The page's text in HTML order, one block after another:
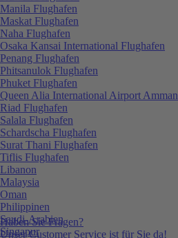
Haben Sie Fragen?
Unser Customer Service ist für Sie da!
Manila Flughafen
Maskat Flughafen
Naha Flughafen
Osaka Kansai International Flughafen
Penang Flughafen
Phitsanulok Flughafen
Phuket Flughafen
Queen Alia International Airport Amman
Riad Flughafen
Salala Flughafen
Schardscha Flughafen
Surat Thani Flughafen
Tiflis Flughafen
Libanon
Malaysia
Oman
Philippinen
Saudi-Arabien
Singapur